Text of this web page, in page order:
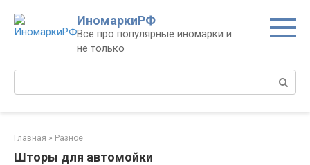
контенту
ИномаркиРФ
Все про популярные иномарки и
не только
Поиск:
Главная » Разное
Шторы для автомойки